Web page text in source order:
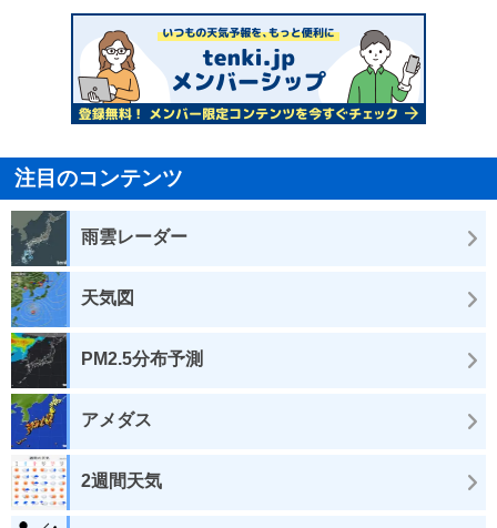
注目のコンテンツ
雨雲レーダー
天気図
PM2.5分布予測
アメダス
2週間天気